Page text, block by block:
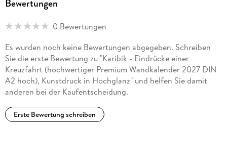
Bewertungen
0 Bewertungen
Es wurden noch keine Bewertungen abgegeben. Schreiben
Sie die erste Bewertung zu "Karibik - Eindrücke einer
Kreuzfahrt (hochwertiger Premium Wandkalender 2027 DIN
A2 hoch), Kunstdruck in Hochglanz" und helfen Sie damit
anderen bei der Kaufentscheidung.
Erste Bewertung schreiben